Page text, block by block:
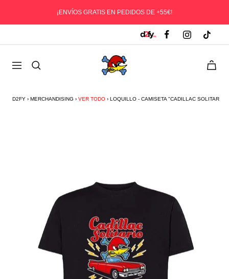
¡ENVÍOS GRATIS EN PEDIDOS DE +55€!
Navegación
D2fy
-
To
D2FY › MERCHANDISING › VER TODO › LOQUILLO - CAMISETA "CADILLAC SOLITARIO